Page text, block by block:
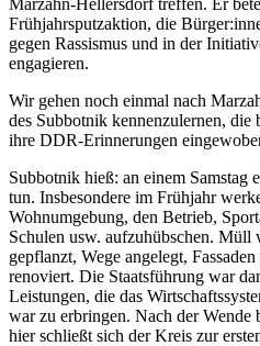
Frühjahrsputzaktion, die
gegen Rassismus und in der
engagieren.
Wir gehen noch einmal nach
des Subbotnik kennenzulernen, die
ihre DDR-Erinnerungen
Subbotnik hieß: an einem Samstag
tun. Insbesondere im Frühjahr
Wohnumgebung, den Betrieb,
Schulen usw. aufzuhübschen.
gepflanzt, Wege angelegt,
renoviert. Die Staatsführung war
Leistungen, die das
war zu erbringen. Nach der Wende
hier schließt sich der Kreis zur